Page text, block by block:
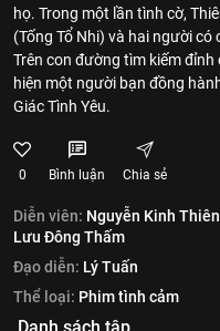
họ. Trong một lần tình cờ,
(Tống Tổ Nhi) và hai người
Trên con đường tìm kiếm
hiện một người bạn đồng
Giác Tình Yêu.
0 Bình luận Chia sẻ
Diễn viên: Nguyễn Kinh
Lưu Đông Thấm
Đạo diễn: Lý Tuấn
Thể loại: Phim tình cảm